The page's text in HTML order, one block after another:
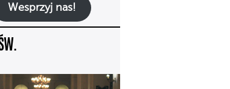
Wesprzyj nas!